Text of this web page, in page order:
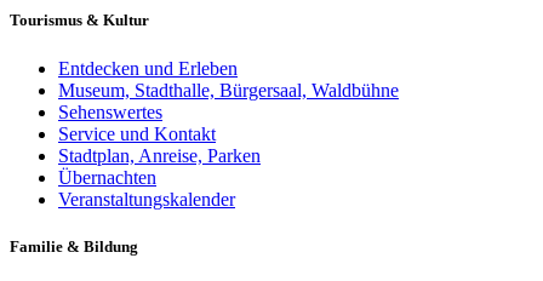
Tourismus & Kultur
Entdecken und Erleben
Museum, Stadthalle, Bürgersaal, Waldbühne
Sehenswertes
Service und Kontakt
Stadtplan, Anreise, Parken
Übernachten
Veranstaltungskalender
Familie & Bildung